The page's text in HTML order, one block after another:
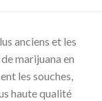
anciens et les
marijuana en
les souches,
haute qualité